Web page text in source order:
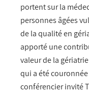
portent sur la
personnes âgées
de la qualité en
apporté une
valeur de la
qui a été
conférencier invité